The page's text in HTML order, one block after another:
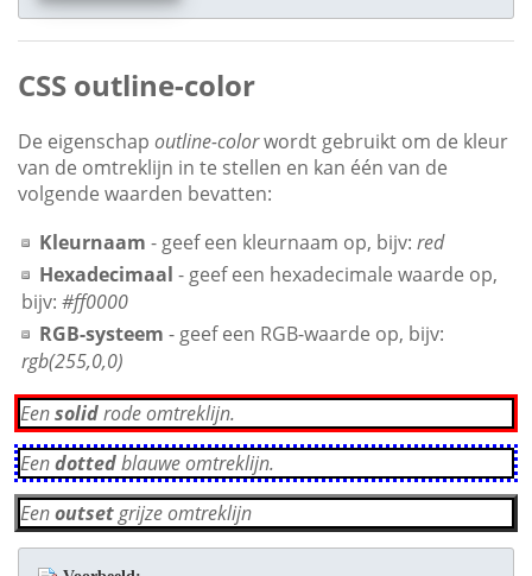
CSS outline-color
De eigenschap outline-colorwordt gebruikt om de kleur
van de omtreklijn in te stellen en kan één van de
volgende waarden bevatten:
Kleurnaam - geef een kleurnaam op, bijv: red
Hexadecimaal - geef een hexadecimale waarde op,
bijv: #ff0000
RGB-systeem - geef een RGB-waarde op, bijv:
rgb(255,0,0)
Eensolidrode omtreklijn.
Eendottedblauwe omtreklijn.
Eenoutsetgrijze omtreklijn